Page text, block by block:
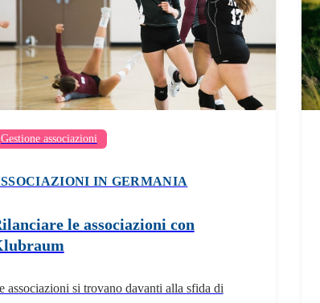
Gestione associazioni
IN GERMANIA
le associazioni con
associazioni si trovano davanti alla sfida di